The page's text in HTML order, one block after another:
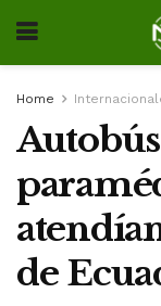
Home
de